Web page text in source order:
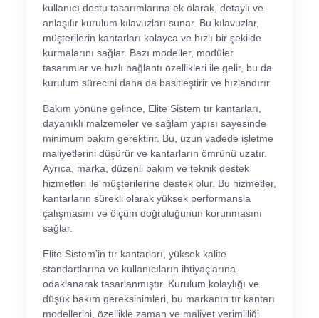
kullanıcı dostu tasarımlarına ek olarak, detaylı ve
anlaşılır kurulum kılavuzları sunar. Bu kılavuzlar,
müşterilerin kantarları kolayca ve hızlı bir şekilde
kurmalarını sağlar. Bazı modeller, modüler
tasarımlar ve hızlı bağlantı özellikleri ile gelir, bu da
kurulum sürecini daha da basitleştirir ve hızlandırır.
Bakım yönüne gelince, Elite Sistem tır kantarları,
dayanıklı malzemeler ve sağlam yapısı sayesinde
minimum bakım gerektirir. Bu, uzun vadede işletme
maliyetlerini düşürür ve kantarların ömrünü uzatır.
Ayrıca, marka, düzenli bakım ve teknik destek
hizmetleri ile müşterilerine destek olur. Bu hizmetler,
kantarların sürekli olarak yüksek performansla
çalışmasını ve ölçüm doğruluğunun korunmasını
sağlar.
Elite Sistem’in tır kantarları, yüksek kalite
standartlarına ve kullanıcıların ihtiyaçlarına
odaklanarak tasarlanmıştır. Kurulum kolaylığı ve
düşük bakım gereksinimleri, bu markanın tır kantarı
modellerini, özellikle zaman ve maliyet verimliliği